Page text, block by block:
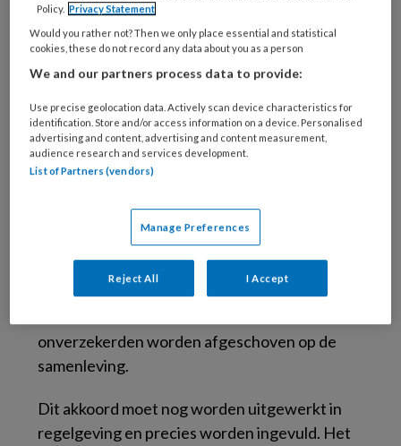
Met het plan dat nu is aangenomen vinden de
partijen dat zzp’ers nu ook moeten mogen
branche. Maar ze worden ook verplicht zich te
verzekeren tegen arbeidsongeschiktheid. Ook
de algemene AOW-veranderingen gaan voor
hen gelden.
Meest opvallende afspraak is dat zzp’ers
arbeidsongeschiktheid. De overlegpartijen
onverzekerden worden afgeschoven op de
samenleving.
Dit akkoord moet nog worden uitgewerkt in
regelgeving en precies worden ingevuld. Het
Policy. Privacy Statement
Would you rather not? Then we only place essential and statistical
cookies, these do not record any data about you as a person
We and our partners process data to provide:
Use precise geolocation data. Actively scan device characteristics for
identification. Store and/or access information on a device. Personalised
advertising and content, advertising and content measurement,
audience research and services development.
List of Partners (vendors)
Manage Preferences
Reject All I Accept